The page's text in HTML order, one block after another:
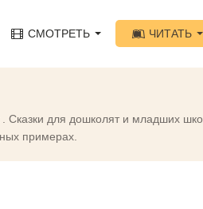
СМОТРЕТЬ ЧИТАТЬ
Сказки для дошколят и младших
примерах.